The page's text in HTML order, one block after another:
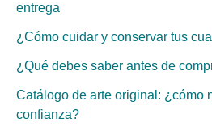
entrega
¿Cómo cuidar y conservar tus
¿Qué debes saber antes de
Catálogo de arte original: ¿cómo
confianza?